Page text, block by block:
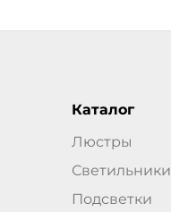
Каталог
Люстры
Светильники
Подсветки